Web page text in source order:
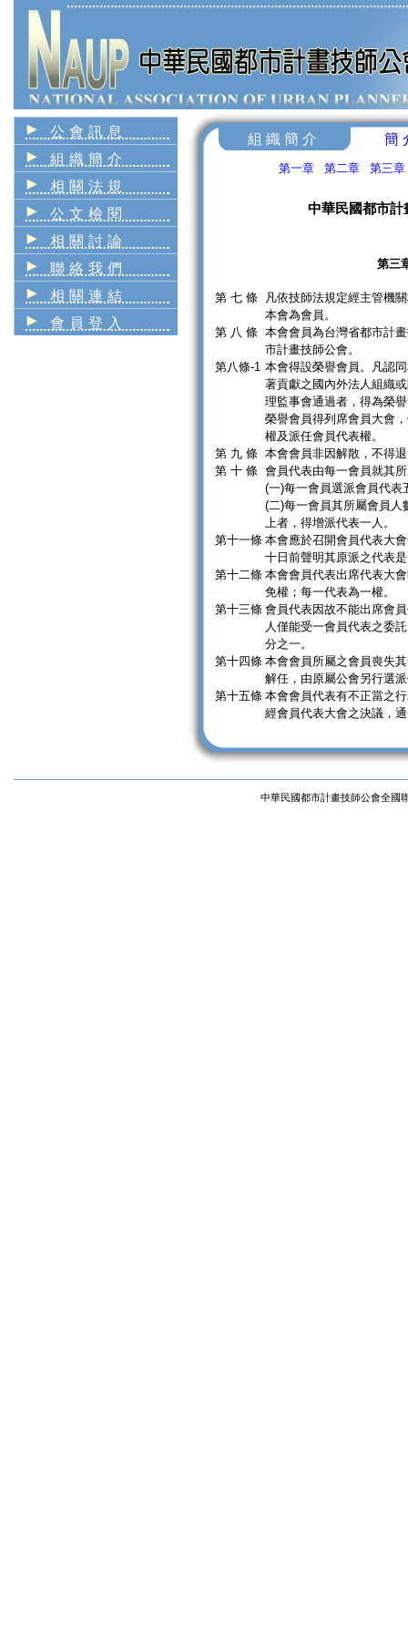
公會訊息
組織簡介
相關法規
公文檢閱
相關討論
聯絡我們
相關連結
會員登入
組織簡介 簡
第一章 第二章 第三章
中華民國都市
第三
第 七 條
凡依技師法規定經主管機
本會為會員。
第 八 條 本會會員為台灣省都市計
市計畫技師公會。
第八條-1 本會得設榮譽會員。凡認
著貢獻之國內外法人組織
理監事會通過者，得為榮
榮譽會員得列席會員大會
權及派任會員代表權。
第 九 條 本會會員非因解散，不得
第 十 條 會員代表由每一會員就其
(一)每一會員選派會員代表
(二)每一會員其所屬會員人
上者，得增派代表一人。
第十一條 本會應於召開會員代表大
十日前聲明其原派之代表
第十二條 本會會員代表出席代表大
免權；每一代表為一權。
第十三條 會員代表因故不能出席會
人僅能受一會員代表之委
分之一。
第十四條 本會會員所屬之會員喪失
解任，由原屬公會另行選
第十五條 本會會員代表有不正當之
經會員代表大會之決議，
中華民國都市計畫技師公會全國